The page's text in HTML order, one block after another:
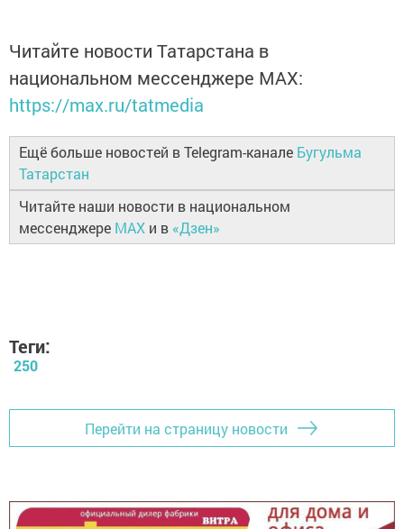
Читайте новости Татарстана в
национальном мессенджере MАХ:
https://max.ru/tatmedia
Ещё больше новостей в Telegram-канале Бугульма
Татарстан
Читайте наши новости в национальном
мессенджере MAX и в «Дзен»
Теги:
250
Перейти на страницу новости